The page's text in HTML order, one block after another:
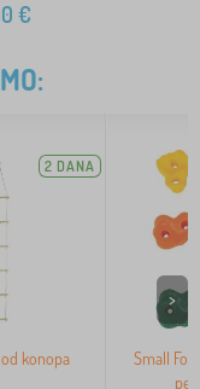
€
2 DANA
konopa
Small
>